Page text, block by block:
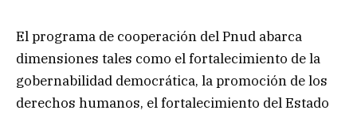
El programa de cooperación del Pnud abarca
dimensiones tales como el fortalecimiento de la
gobernabilidad democrática, la promoción de los
derechos humanos, el fortalecimiento del Estado